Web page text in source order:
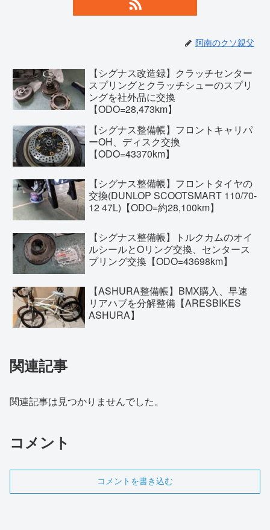
阿南のクソ親父
【シグナス改造録】クラッチセンター
スプリングとクラッチシューのスプリ
ングを社外品に交換
【ODO=28,473km】
【シグナス整備帳】フロントキャリパ
ーOH、ディスク交換
【ODO=43370km】
【シグナス整備帳】フロントタイヤの
交換(DUNLOP SCOOTSMART 110/70-
12 47L)【ODO=約28,100km】
【シグナス整備帳】トルクカムのオイ
ルシールとOリング交換、センタース
プリング交換【ODO=43698km】
【ASHURA整備帳】BMX購入、早速
リアハブを分解整備【ARESBIKES
ASHURA】
関連記事
関連記事は見つかりませんでした。
コメント
コメントを書き込む